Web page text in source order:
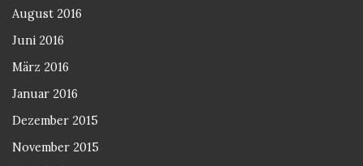
August 2016
Juni 2016
März 2016
Januar 2016
Dezember 2015
November 2015